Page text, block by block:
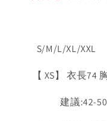
S/M/L/XL/XXL
【 XS】 衣長74
建議:42-